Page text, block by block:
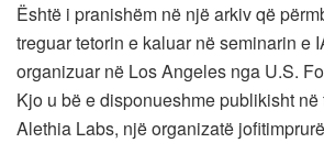
Është i pranishëm në një arkiv që
treguar tetorin e kaluar në seminarin e
organizuar në Los Angeles nga U.S.
Kjo u bë e disponueshme publikisht
Alethia Labs, një organizatë